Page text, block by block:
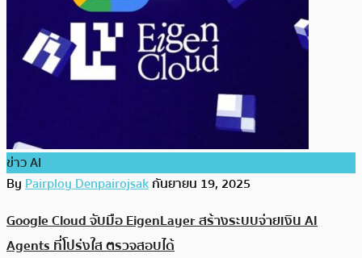
ข่าว AI
ByPairploy Denpairojsakกันยายน 19, 2025
Google Cloud จับมือ EigenLayer สร้างระบบจ่ายเงิน AI
Agents ที่โปร่งใส ตรวจสอบได้